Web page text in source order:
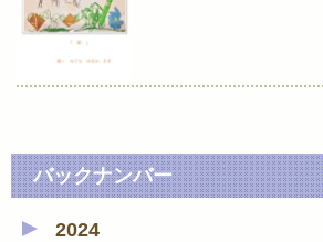
バックナンバー
2024